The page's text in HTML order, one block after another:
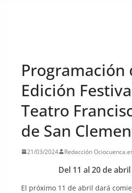
Programación
Edición
Teatro
de San
21/03/2024 Redacción
Del 11 al 20 de
El próximo 11 de abril dará